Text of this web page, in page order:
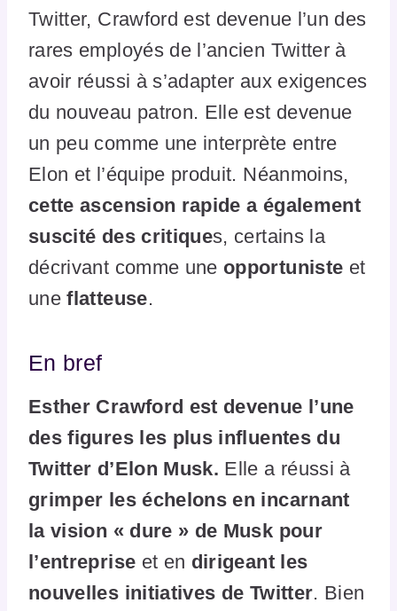
Twitter, Crawford est devenue l’un des
rares employés de l’ancien Twitter à
avoir réussi à s’adapter aux exigences
du nouveau patron. Elle est devenue
un peu comme une interprète entre
Elon et l’équipe produit. Néanmoins,
cette ascension rapide a également
suscité des critiques, certains la
décrivant comme une opportuniste et
uneflatteuse.
En bref
Esther Crawford est devenue l’une
des figures les plus influentes du
Twitter d’Elon Musk. Elle a réussi à
grimper les échelons en incarnant
la vision « dure » de Musk pour
l’entreprise et en dirigeant les
nouvelles initiatives de Twitter. Bien